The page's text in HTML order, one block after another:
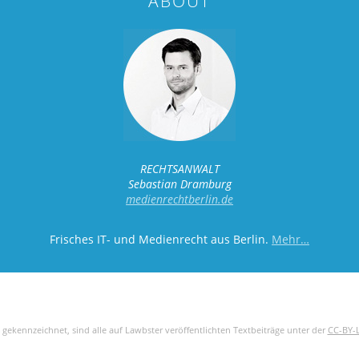
RECHTSANWALT
Sebastian Dramburg
medienrechtberlin.de
Frisches IT- und Medienrecht aus Berlin. Mehr…
sind alle auf Lawbster veröffentlichten Textbeiträge unter derCC-BY-